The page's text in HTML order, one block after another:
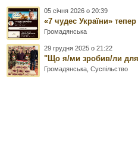
05 січня 2026 о 20:39
«7 чудес України»
Громадянська
29 грудня 2025 о 21:22
"Що я/ми зробив/ли для
Громадянська ,Суспільство